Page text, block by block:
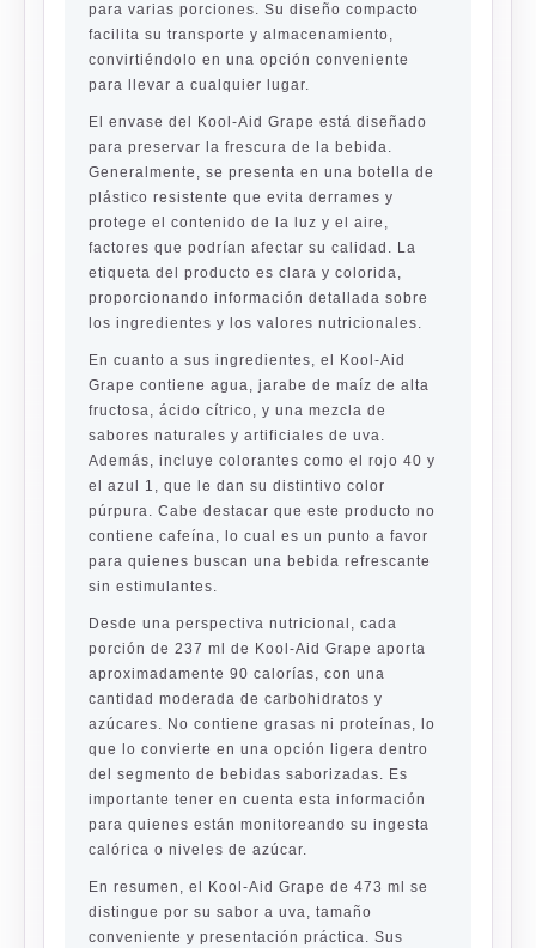
para varias porciones. Su diseño compacto
facilita su transporte y almacenamiento,
convirtiéndolo en una opción conveniente
para llevar a cualquier lugar.
El envase del Kool-Aid Grape está diseñado
para preservar la frescura de la bebida.
Generalmente, se presenta en una botella de
plástico resistente que evita derrames y
protege el contenido de la luz y el aire,
factores que podrían afectar su calidad. La
etiqueta del producto es clara y colorida,
proporcionando información detallada sobre
los ingredientes y los valores nutricionales.
En cuanto a sus ingredientes, el Kool-Aid
Grape contiene agua, jarabe de maíz de alta
fructosa, ácido cítrico, y una mezcla de
sabores naturales y artificiales de uva.
Además, incluye colorantes como el rojo 40 y
el azul 1, que le dan su distintivo color
púrpura. Cabe destacar que este producto no
contiene cafeína, lo cual es un punto a favor
para quienes buscan una bebida refrescante
sin estimulantes.
Desde una perspectiva nutricional, cada
porción de 237 ml de Kool-Aid Grape aporta
aproximadamente 90 calorías, con una
cantidad moderada de carbohidratos y
azúcares. No contiene grasas ni proteínas, lo
que lo convierte en una opción ligera dentro
del segmento de bebidas saborizadas. Es
importante tener en cuenta esta información
para quienes están monitoreando su ingesta
calórica o niveles de azúcar.
En resumen, el Kool-Aid Grape de 473 ml se
distingue por su sabor a uva, tamaño
conveniente y presentación práctica. Sus